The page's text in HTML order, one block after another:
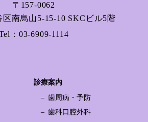
〒157-0062
南烏山5-15-10 SKCビル5階
： 03-6909-1114
診療案内
歯周病・予防
歯科口腔外科